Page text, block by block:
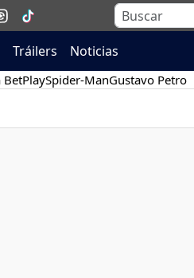
Tráilers Noticias
BetPlaySpider-ManGustavo Petro